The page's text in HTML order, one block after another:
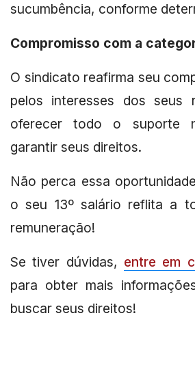
sucumbência, conforme
Compromisso com a
O sindicato reafirma seu
pelos interesses dos seus
oferecer todo o suporte
garantir seus direitos.
Não perca essa
o seu 13º salário reflita a
remuneração!
Se tiver dúvidas, entre em
para obter mais
buscar seus direitos!